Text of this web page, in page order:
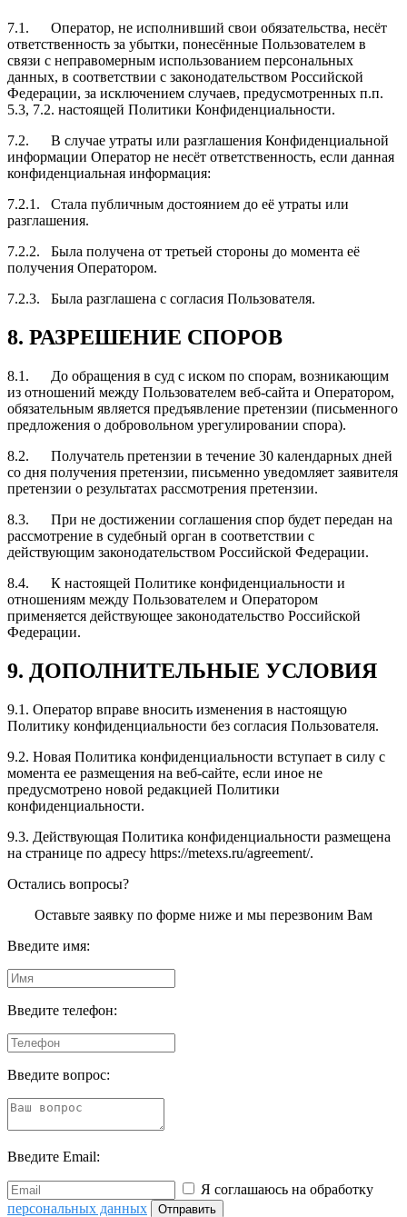
7.1. Оператор, не исполнивший свои обязательства, несёт
ответственность за убытки, понесённые Пользователем в
связи с неправомерным использованием персональных
данных, в соответствии с законодательством Российской
Федерации, за исключением случаев, предусмотренных п.п.
5.3, 7.2. настоящей Политики Конфиденциальности.
7.2. В случае утраты или разглашения Конфиденциальной
информации Оператор не несёт ответственность, если данная
конфиденциальная информация:
7.2.1. Стала публичным достоянием до её утраты или
разглашения.
7.2.2. Была получена от третьей стороны до момента её
получения Оператором.
7.2.3. Была разглашена с согласия Пользователя.
8. РАЗРЕШЕНИЕ СПОРОВ
8.1. До обращения в суд с иском по спорам, возникающим
из отношений между Пользователем веб-сайта и Оператором,
обязательным является предъявление претензии (письменного
предложения о добровольном урегулировании спора).
8.2. Получатель претензии в течение 30 календарных дней
со дня получения претензии, письменно уведомляет заявителя
претензии о результатах рассмотрения претензии.
8.3. При не достижении соглашения спор будет передан на
рассмотрение в судебный орган в соответствии с
действующим законодательством Российской Федерации.
8.4. К настоящей Политике конфиденциальности и
отношениям между Пользователем и Оператором
применяется действующее законодательство Российской
Федерации.
9. ДОПОЛНИТЕЛЬНЫЕ УСЛОВИЯ
9.1. Оператор вправе вносить изменения в настоящую
Политику конфиденциальности без согласия Пользователя.
9.2. Новая Политика конфиденциальности вступает в силу с
момента ее размещения на веб-сайте, если иное не
предусмотрено новой редакцией Политики
конфиденциальности.
9.3. Действующая Политика конфиденциальности размещена
на странице по адресу https://metexs.ru/agreement/.
Остались вопросы?
Оставьте заявку по форме ниже и мы перезвоним Вам
Введите имя:
Введите телефон:
Введите вопрос:
Введите Email:
Я соглашаюсь на обработку
персональных данных